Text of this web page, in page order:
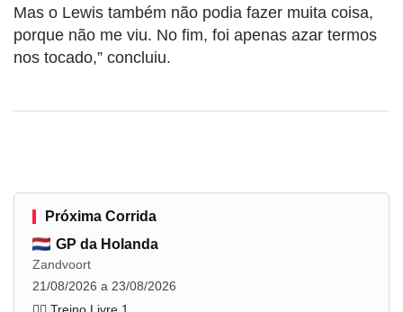
Mas o Lewis também não podia fazer muita coisa,
porque não me viu. No fim, foi apenas azar termos
nos tocado,” concluiu.
Próxima Corrida
GP da Holanda
Zandvoort
21/08/2026 a 23/08/2026
🏋️‍♂️ Treino Livre 1